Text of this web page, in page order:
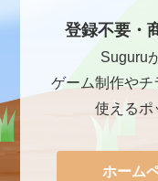
登録不要・
Suguru
ゲーム制作やチ
使えるポ
ホーム